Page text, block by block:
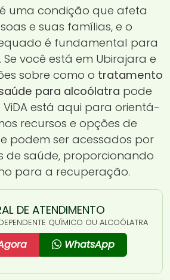
uma condição que afeta
e suas famílias, e o
é fundamental para
você está em Ubirajara e
sobre como o tratamento
para alcoólatra pode
está aqui para orientá-
recursos e opções de
podem ser acessados por
de saúde, proporcionando
para a recuperação.
DE ATENDIMENTO
QUÍMICO OU ALCOÓLATRA
WhatsApp